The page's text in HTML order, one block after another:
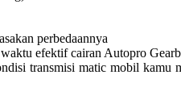
perbedaannya
efektif cairan Autopro
transmisi matic mobil